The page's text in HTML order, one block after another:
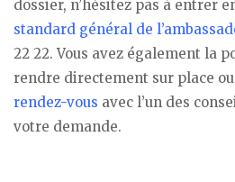
dossier, n’hésitez pas à entrer
standard général de
22 22. Vous avez également la
rendre directement sur place
rendez-vous avec l’un des
votre demande.